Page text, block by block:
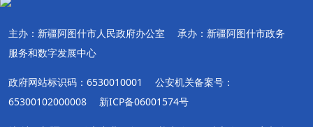
主办：新疆阿图什市人民政府办公室
承办：新疆阿图什市政务
服务和数字发展中心
政府网站标识码：6530010001
公安机关备案号：
65300102000008
新ICP备06001574号